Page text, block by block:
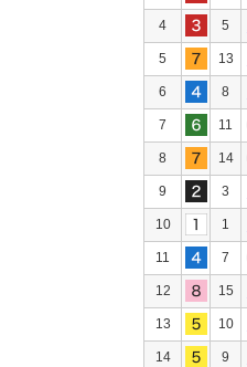
4 5
5 13
6 8
7 11
8 14
9 3
10 1
11 7
12 15
13 10
14 9